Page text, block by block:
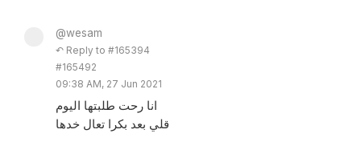
@wesam
↶ Reply to #165394
#165492
09:38 AM, 27 Jun 2021
انا رحت طلبتها اليوم
قلي بعد بكرا تعال خدها